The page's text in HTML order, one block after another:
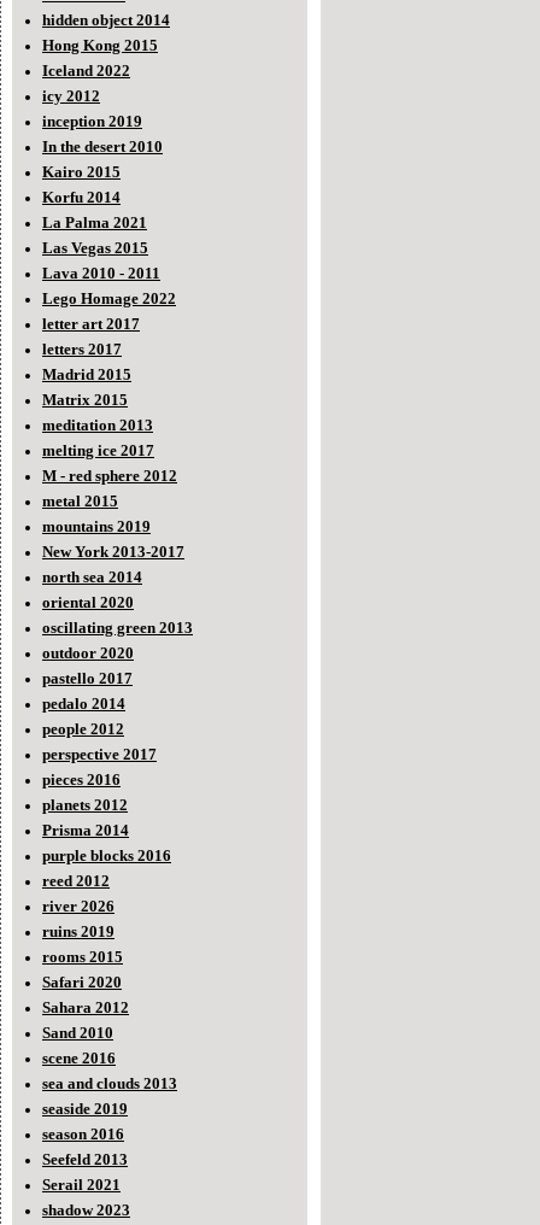
hidden object 2014
Hong Kong 2015
Iceland 2022
icy 2012
inception 2019
In the desert 2010
Kairo 2015
Korfu 2014
La Palma 2021
Las Vegas 2015
Lava 2010 - 2011
Lego Homage 2022
letter art 2017
letters 2017
Madrid 2015
Matrix 2015
meditation 2013
melting ice 2017
M - red sphere 2012
metal 2015
mountains 2019
New York 2013-2017
north sea 2014
oriental 2020
oscillating green 2013
outdoor 2020
pastello 2017
pedalo 2014
people 2012
perspective 2017
pieces 2016
planets 2012
Prisma 2014
purple blocks 2016
reed 2012
river 2026
ruins 2019
rooms 2015
Safari 2020
Sahara 2012
Sand 2010
scene 2016
sea and clouds 2013
seaside 2019
season 2016
Seefeld 2013
Serail 2021
shadow 2023